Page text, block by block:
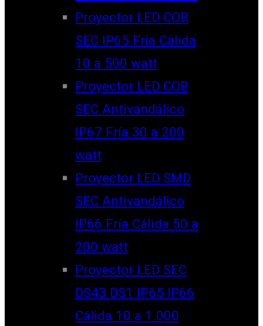
Proyector LED COB
SEC IP65 Fría Cálida
10 a 500 watt
Proyector LED COB
SEC Antivandálico
IP67 Fría 30 a 200
watt
Proyector LED SMD
SEC Antivandálico
IP66 Fría Cálida 50 a
200 watt
Proyector LED SEC
DS43 DS1 IP65 IP66
Cálida 10 a 1.000